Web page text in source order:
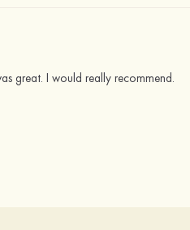
great. I would really recommend.